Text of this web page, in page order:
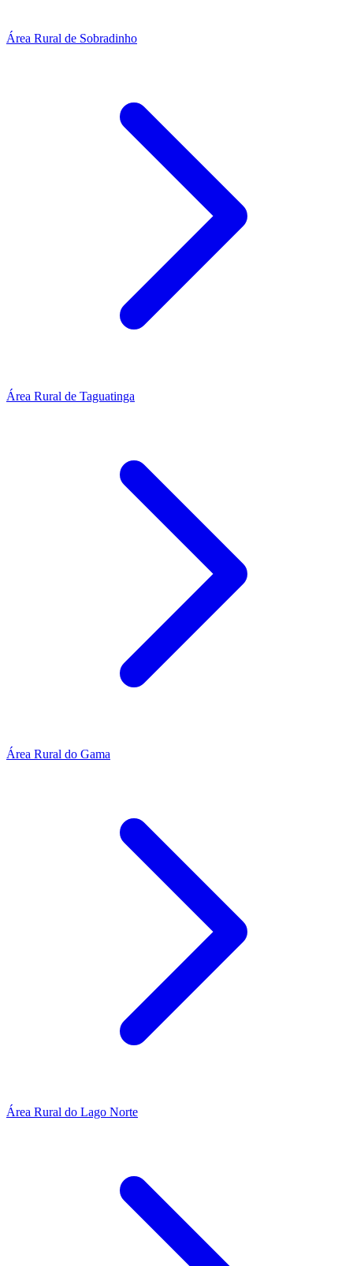
Área Rural de Sobradinho
Área Rural de Taguatinga
Área Rural do Gama
Área Rural do Lago Norte